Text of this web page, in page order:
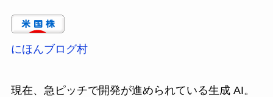
にほんブログ村
現在、急ピッチで開発が進められている生成 AI。